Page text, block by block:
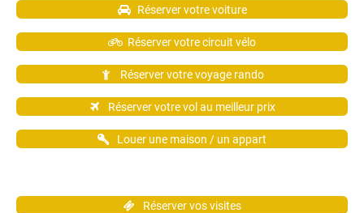
Réserver votre voiture
Réserver votre circuit vélo
Réserver votre voyage rando
Réserver votre vol au meilleur prix
Louer une maison / un appart
Réserver vos visites